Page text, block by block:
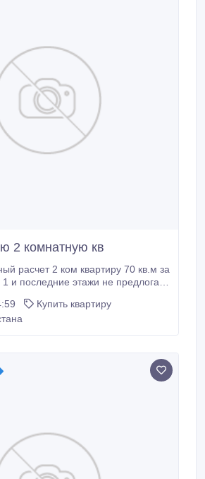
2 комнатную кв
расчет 2 ком квартиру 70 кв.м за
Купить квартиру